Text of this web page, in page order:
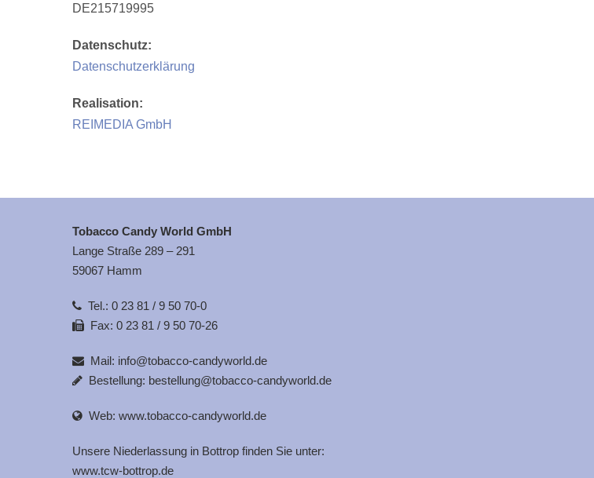
DE215719995
Datenschutz:
Datenschutzerklärung
Realisation:
REIMEDIA GmbH
Tobacco Candy World GmbH
Lange Straße 289 – 291
59067 Hamm
Tel.: 0 23 81 / 9 50 70-0
Fax: 0 23 81 / 9 50 70-26
Mail: info@tobacco-candyworld.de
Bestellung: bestellung@tobacco-candyworld.de
Web: www.tobacco-candyworld.de
Unsere Niederlassung in Bottrop finden Sie unter:
www.tcw-bottrop.de